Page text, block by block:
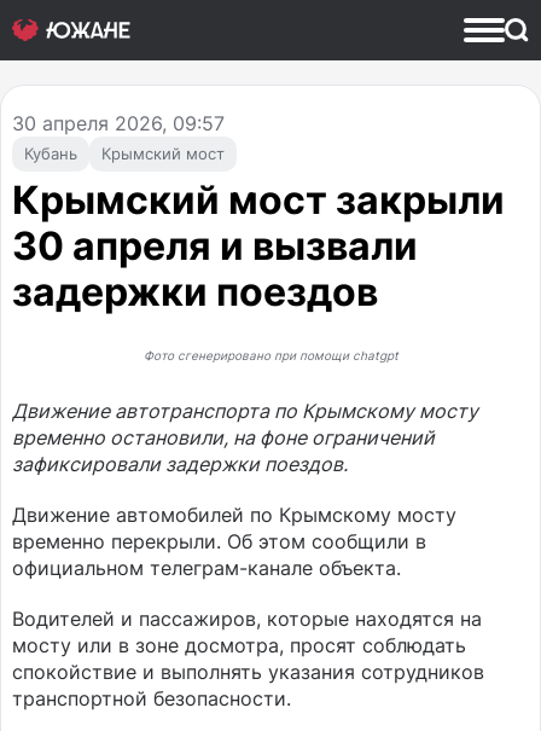
Кубань Крымский мост
30 апреля 2026, 09:57
Крымский мост закрыли
30 апреля и вызвали
задержки поездов
Фото сгенерировано при помощи chatgpt
Движение автотранспорта по Крымскому мосту
временно остановили, на фоне ограничений
зафиксировали задержки поездов.
Движение автомобилей по Крымскому мосту
временно перекрыли. Об этом сообщили в
официальном телеграм-канале объекта.
Водителей и пассажиров, которые находятся на
мосту или в зоне досмотра, просят соблюдать
спокойствие и выполнять указания сотрудников
транспортной безопасности.